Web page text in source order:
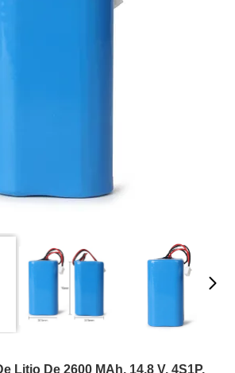
Litio De 2600 MAh, 14.8 V, 4S1P,